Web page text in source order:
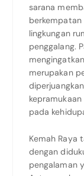
sarana
lingkungan
penggalang.
merupakan
pada
Kemah Raya
dengan
pengalaman